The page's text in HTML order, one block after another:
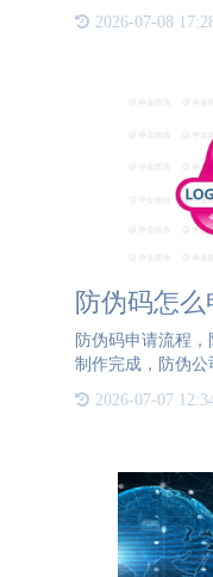
最高的安全性和效
会与您进行深入
2026-07-08
防伪码怎
防伪码申请流程
制作完成，防伪
也特殊，是普通印
申请生产制作主要
2026-07-07